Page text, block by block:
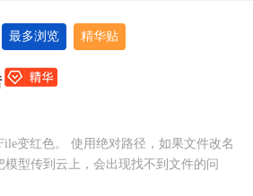
最多浏览 精华贴
变红色。 使用绝对路径，如果文件改名
型传到云上，会出现找不到文件的问